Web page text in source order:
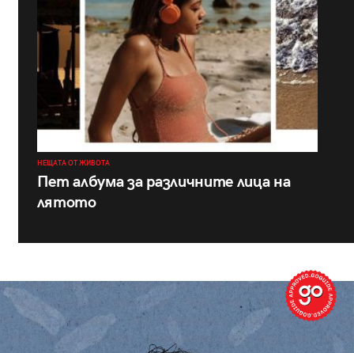
НЕЩАТА ОТ ЖИВОТА
Пет албума за различните лица на
лятото